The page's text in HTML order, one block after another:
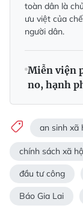
toàn dân là
ưu việt của
người dân.
Miễn viện
no, hạnh
an sinh xã
chính sách xã
đầu tư công
Báo Gia Lai